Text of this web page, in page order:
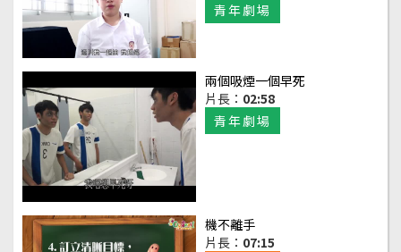
青年劇場
兩個吸煙一個早死
片長： 02:58
青年劇場
機不離手
片長： 07:15